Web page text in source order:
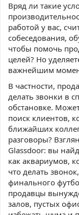
Вряд ли такие
работой у вас,
собеседования,
чтобы помочь
целей? Но
важнейшим
В частности,
делать звонки в
обстановке.
поиск клиентов,
ближайших
разговоры?
Glassdoor: вы
как аквариумов,
что делать
финального
продавцы
залов, пустых